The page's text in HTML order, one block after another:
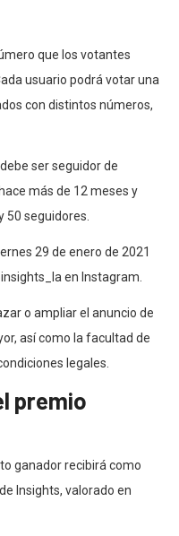
que los votantes
usuario podrá votar una
con distintos números,
ser seguidor de
más de 12 meses y
50 seguidores.
29 de enero de 2021
en Instagram.
o ampliar el anuncio de
así como la facultad de
legales.
premio
ganador recibirá como
Insights, valorado en